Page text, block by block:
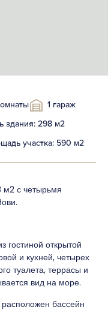
1 гараж
здания: 298 м2
участка: 590 м2
с четырьмя
гостиной открытой
и кухней, четырех
туалета, террасы и
вид на море.
расположен бассейн